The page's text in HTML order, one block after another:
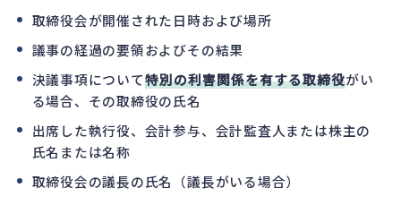
取締役会が開催された日時および場所
議事の経過の要領およびその結果
決議事項について特別の利害関係を有する取締役がい
る場合、その取締役の氏名
出席した執行役、会計参与、会計監査人または株主の
氏名または名称
取締役会の議長の氏名（議長がいる場合）